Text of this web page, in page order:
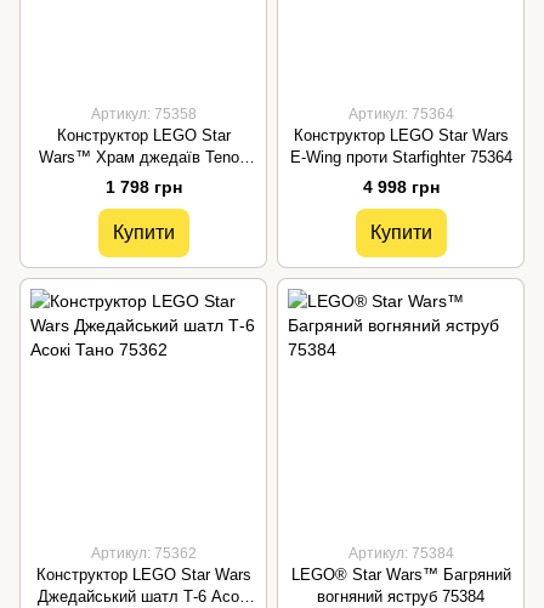
Артикул: 75358
Конструктор LEGO Star
Wars™ Храм джедаїв Tenoo
75358
1 798 грн
Купити
Артикул: 75364
Конструктор LEGO Star Wars
E-Wing проти Starfighter 75364
4 998 грн
Купити
Артикул: 75362
Конструктор LEGO Star Wars
Джедайський шатл Т-6 Асокі
Артикул: 75384
LEGO® Star Wars™ Багряний
вогняний яструб 75384